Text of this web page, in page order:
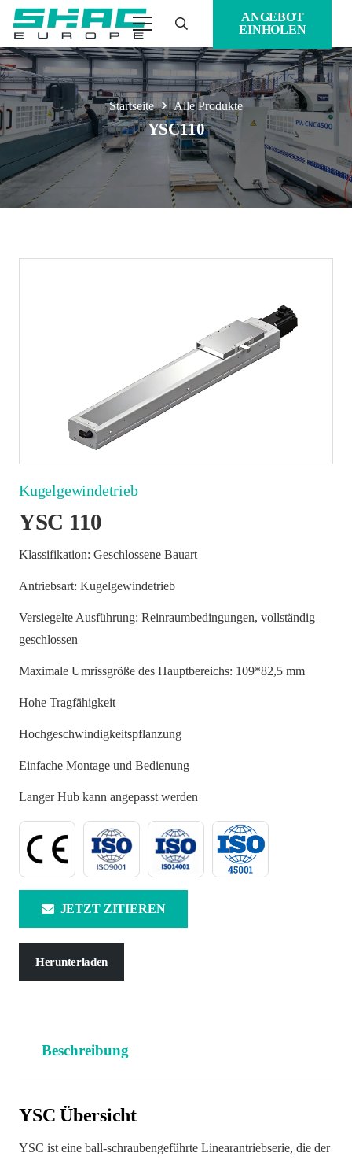
ANGEBOT
EINHOLEN
Startseite Alle Produkte
YSC110
Kugelgewindetrieb
YSC 110
Klassifikation: Geschlossene Bauart
Antriebsart: Kugelgewindetrieb
Versiegelte Ausführung: Reinraumbedingungen, vollständig
geschlossen
Maximale Umrissgröße des Hauptbereichs: 109*82,5 mm
Hohe Tragfähigkeit
Hochgeschwindigkeitspflanzung
Einfache Montage und Bedienung
Langer Hub kann angepasst werden
JETZT ZITIEREN
Herunterladen
Beschreibung
YSC Übersicht
YSC ist eine ball-schraubengeführte Linearantriebserie, die der